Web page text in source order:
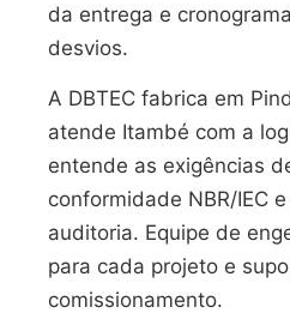
da entrega e
desvios.
A DBTEC fabrica em
atende Itambé com a
entende as exigências
conformidade NBR/IEC
auditoria. Equipe de
para cada projeto e
comissionamento.